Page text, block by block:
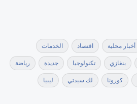
أخبار محلية اقتصاد الخدمات
بنغازي تكنولوجيا جديدة رياضة
كورونا لك سيدتي ليبيا